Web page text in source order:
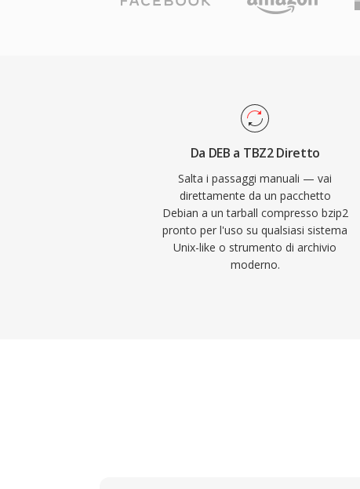
Da DEB a TBZ2 Diretto
Salta i passaggi manuali — vai
direttamente da un pacchetto
Debian a un tarball compresso bzip2
pronto per l'uso su qualsiasi sistema
Unix-like o strumento di archivio
moderno.